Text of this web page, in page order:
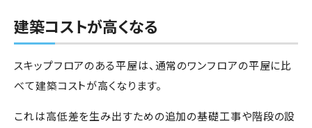
建築コストが高くなる
スキップフロアのある平屋は、通常のワンフロアの平屋に比
べて建築コストが高くなります。
これは高低差を生み出すための追加の基礎工事や階段の設